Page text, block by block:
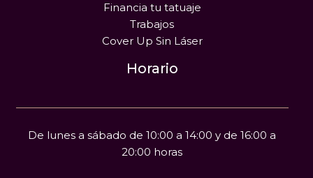
Financia tu tatuaje
Trabajos
Cover Up Sin Láser
Horario
De lunes a sábado de 10:00 a 14:00 y de 16:00 a
20:00 horas